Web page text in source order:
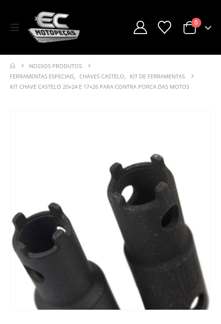
0
NOSSOS PRODUTOS
FERRAMENTAS ESPECIAIS, CHAVES CASTELO,
KIT DE FERRAMENTAS
KIT CHAVE CASTELO 20×24 E 17×26 PARA CONTRA PORCA DAS MOTOS